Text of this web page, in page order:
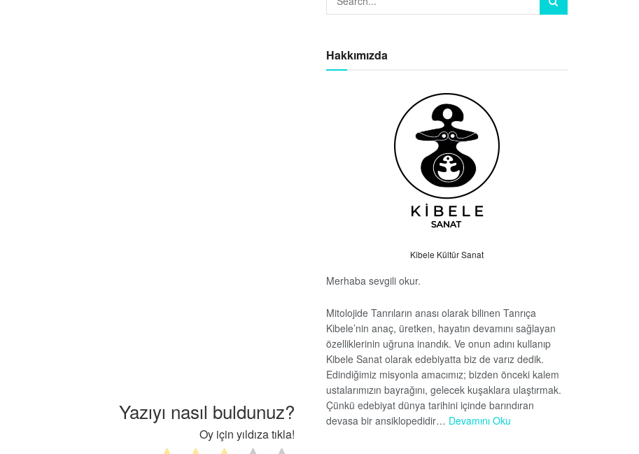
Yazıyı nasıl buldunuz?
Oy için yıldıza tıkla!
Hakkımızda
Kibele Kültür Sanat
Merhaba sevgili okur.
Mitolojide Tanrıların anası olarak bilinen Tanrıça
Kibele’nin anaç, üretken, hayatın devamını sağlayan
özelliklerinin uğruna inandık. Ve onun adını kullanıp
Kibele Sanat olarak edebiyatta biz de varız dedik.
Edindiğimiz misyonla amacımız; bizden önceki kalem
ustalarımızın bayrağını, gelecek kuşaklara ulaştırmak.
Çünkü edebiyat dünya tarihini içinde barındıran
devasa bir ansiklopedidir… Devamını Oku